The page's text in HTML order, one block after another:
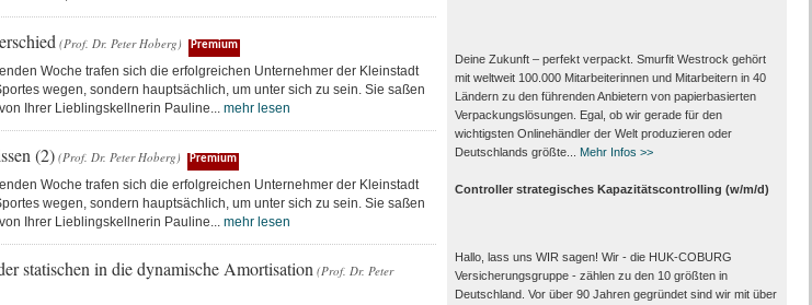
(Prof. Dr. Peter Hoberg) Premium
Woche trafen sich die erfolgreichen Unternehmer der Kleinstadt
wegen, sondern hauptsächlich, um unter sich zu sein. Sie saßen
Ihrer Lieblingskellnerin Pauline... mehr lesen
(2) (Prof. Dr. Peter Hoberg) Premium
Woche trafen sich die erfolgreichen Unternehmer der Kleinstadt
wegen, sondern hauptsächlich, um unter sich zu sein. Sie saßen
Ihrer Lieblingskellnerin Pauline... mehr lesen
statischen in die dynamische Amortisation (Prof. Dr. Peter
Deine Zukunft – perfekt verpackt. Smurfit Westrock gehört
mit weltweit 100.000 Mitarbeiter­innen und Mitarbeitern in 40
Ländern zu den führenden Anbietern von papier­basierten
Verpackungs­lösungen. Egal, ob wir gerade für den
wichtigsten Onlinehändler der Welt produzieren oder
Deutschlands größte...
Mehr Infos >>
Controller strategisches Kapazitätscontrolling (w/m/d)
Hallo, lass uns WIR sagen! Wir - die HUK-COBURG
Versicherungsgruppe - zählen zu den 10 größten in
Deutschland. Vor über 90 Jahren gegründet sind wir mit über